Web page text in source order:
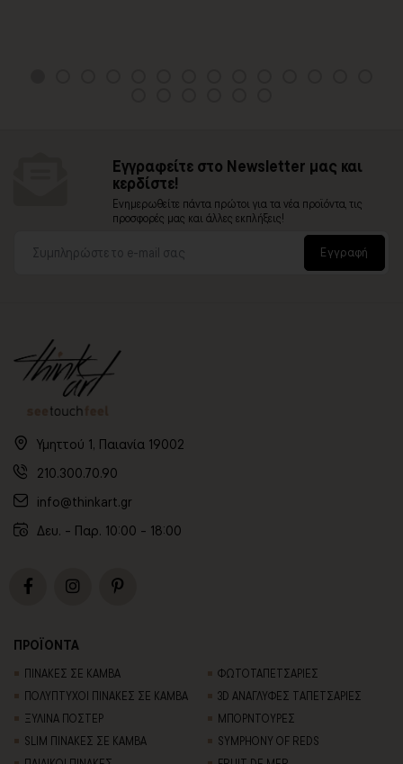
Εγγραφείτε στο Newsletter μας και
κερδίστε!
Ενημερωθείτε πάντα πρώτοι για τα νέα προϊόντα, τις
προσφορές μας και άλλες εκπλήξεις!
Εγγραφή
Υμηττού 1, Παιανία 19002
210.300.70.90
info@thinkart.gr
Δευ. - Παρ. 10:00 - 18:00
ΠΡΟΪΟΝΤΑ
ΠΙΝΑΚΕΣ ΣΕ ΚΑΜΒΑ
ΠΟΛΥΠΤΥΧΟΙ ΠΙΝΑΚΕΣ ΣΕ ΚΑΜΒΑ
ΞΥΛΙΝΑ ΠΟΣΤΕΡ
SLIM ΠΙΝΑΚΕΣ ΣΕ ΚΑΜΒΑ
ΦΩΤΟΤΑΠΕΤΣΑΡΙΕΣ
3D AΝΑΓΛΥΦΕΣ TΑΠΕΤΣΑΡΙΕΣ
ΜΠΟΡΝΤΟΥΡΕΣ
SYMPHONY OF REDS